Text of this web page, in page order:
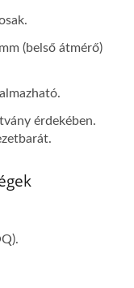
(belső átmérő)
érdekében.